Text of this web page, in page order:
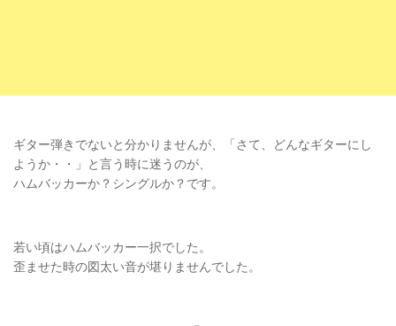
ギター弾きでないと分かりませんが、「さて、どんなギターにし
ようか・・」と言う時に迷うのが、
ハムバッカーか？シングルか？です。
若い頃はハムバッカー一択でした。
歪ませた時の図太い音が堪りませんでした。